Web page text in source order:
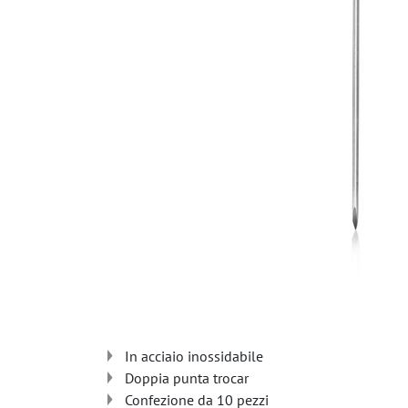
In acciaio inossidabile
Doppia punta trocar
Confezione da 10 pezzi